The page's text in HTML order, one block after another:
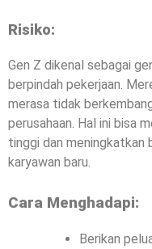
Risiko:
Gen Z dikenal sebagai
berpindah pekerjaan.
merasa tidak
perusahaan. Hal ini bisa
tinggi dan meningkatkan
karyawan baru.
Cara Menghadapi:
Berikan